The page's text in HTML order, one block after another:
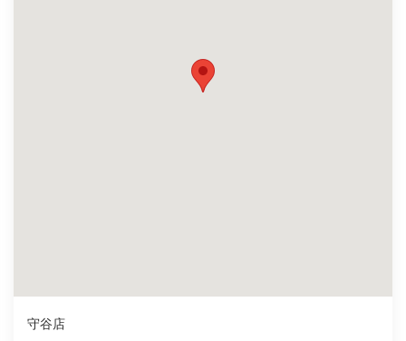
守谷店